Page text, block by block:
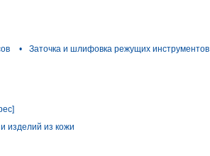
• Заточка и шлифовка режущих инструментов
изделий из кожи